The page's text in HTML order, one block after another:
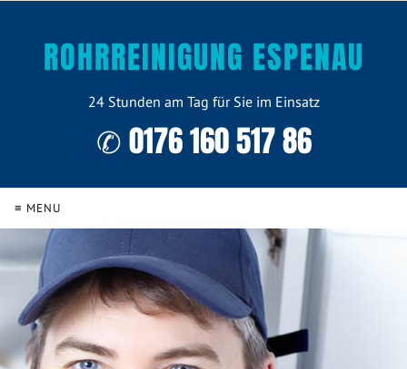
ROHRREINIGUNG ESPENAU
24 Stunden am Tag für Sie im Einsatz
✆ 0176 160 517 86
≡ MENU